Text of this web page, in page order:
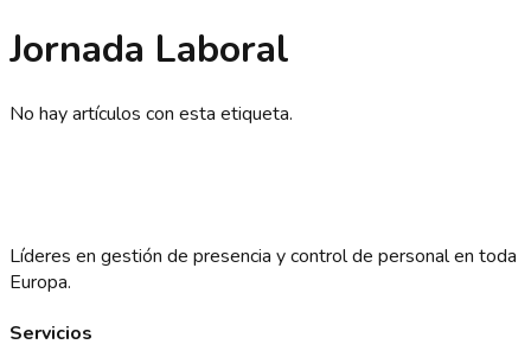
Jornada Laboral
No hay artículos con esta etiqueta.
Líderes en gestión de presencia y control de personal en toda
Europa.
Servicios